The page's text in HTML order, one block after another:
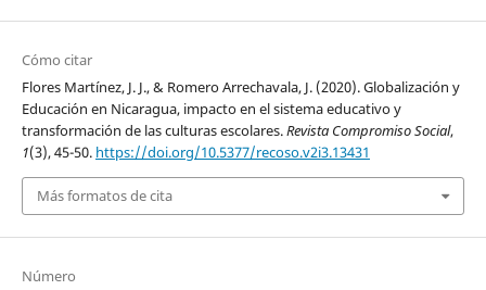
Cómo citar
Flores Martínez, J. J., & Romero Arrechavala, J. (2020). Globalización y
Educación en Nicaragua, impacto en el sistema educativo y
transformación de las culturas escolares.Revista Compromiso Social,
1(3), 45-50. https://doi.org/10.5377/recoso.v2i3.13431
Más formatos de cita
Número